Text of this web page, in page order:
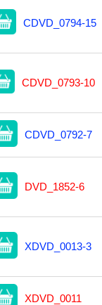
CDVD_0794-15
CDVD_0793-10
CDVD_0792-7
DVD_1852-6
XDVD_0013-3
XDVD_0011